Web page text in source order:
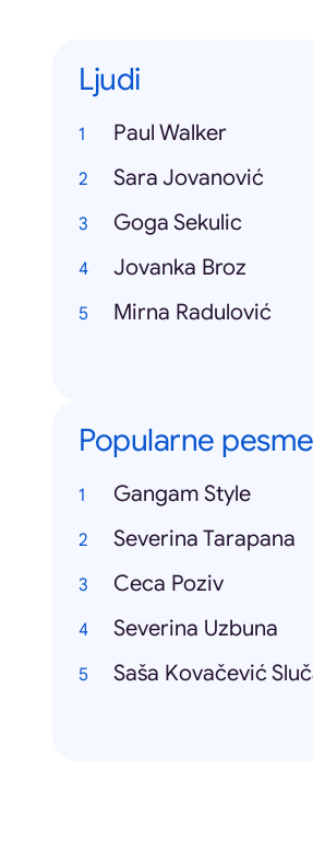
Ljudi
Paul Walker
Sara Jovanović
Goga Sekulic
Jovanka Broz
Mirna Radulović
Popularne pesme
Gangam Style
Severina Tarapana
Ceca Poziv
Severina Uzbuna
Saša Kovačević